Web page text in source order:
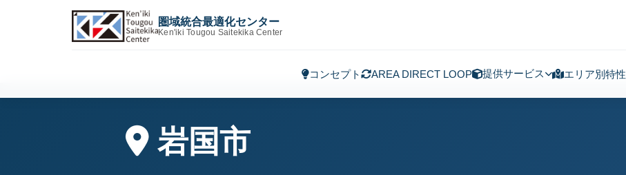
圏域統合最適化センター
Ken'iki Tougou Saitekika Center
コンセプト AREA DIRECT LOOP 提供サービス エリア別特性
岩国市